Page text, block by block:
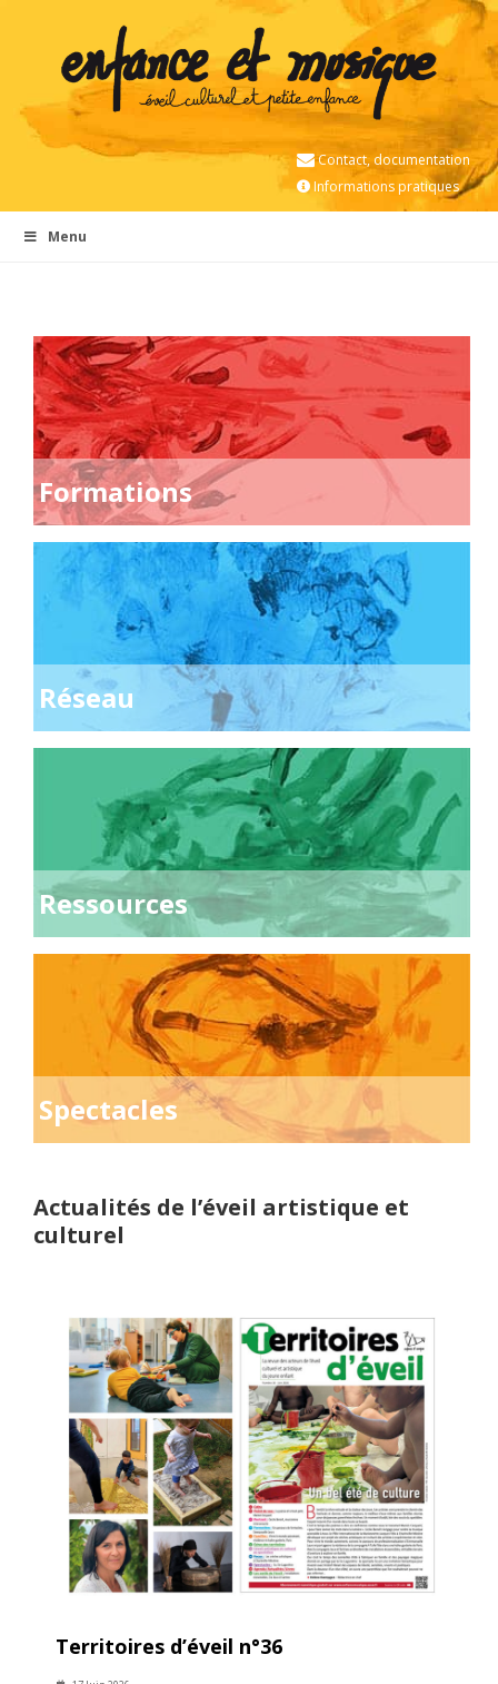
Contact, documentation
Informations pratiques
Menu
Formations
Réseau
Ressources
Spectacles
Actualités de l’éveil artistique et
culturel
Territoires d’éveil n°36